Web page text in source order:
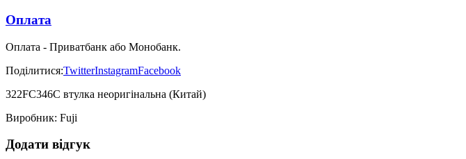
Оплата
Оплата - Приватбанк або Монобанк.
Поділитися:TwitterInstagramFacebook
322FC346C втулка неоригінальна (Китай)
Виробник: Fuji
Додати відгук